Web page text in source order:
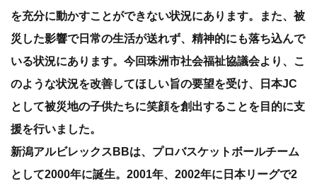
を充分に動かすことができない状況にあります。また、被
災した影響で日常の生活が送れず、精神的にも落ち込んで
いる状況にあります。今回珠洲市社会福祉協議会より、こ
のような状況を改善してほしい旨の要望を受け、日本JC
として被災地の子供たちに笑顔を創出することを目的に支
援を行いました。
新潟アルビレックスBBは、プロバスケットボールチーム
として2000年に誕生。2001年、2002年に日本リーグで2